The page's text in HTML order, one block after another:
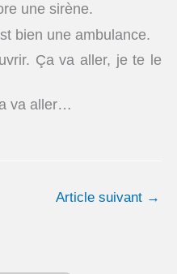
une sirène.
bien une ambulance.
Ça va aller, je te le
va aller…
Article suivant →